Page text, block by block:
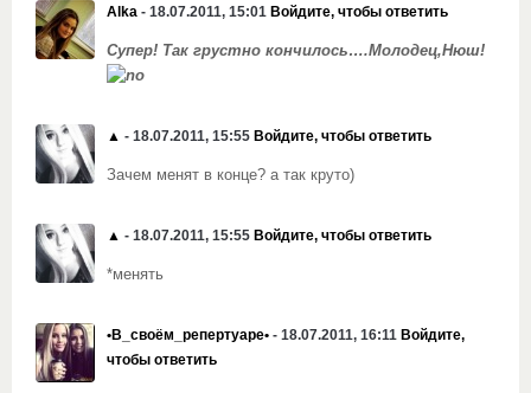
Alka - 18.07.2011, 15:01 Войдите, чтобы ответить
Супер! Так грустно кончилось….Молодец,Нюш!
▲ - 18.07.2011, 15:55 Войдите, чтобы ответить
Зачем менят в конце? а так круто)
▲ - 18.07.2011, 15:55 Войдите, чтобы ответить
*менять
•В_своём_репертуаре• - 18.07.2011, 16:11 Войдите,
чтобы ответить